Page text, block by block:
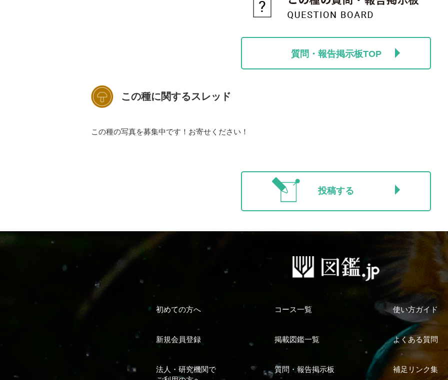
質問・報告掲示板TOP
この種に関するスレッド
この種の写真を募集中です！お寄せください！
投稿する
初めての方へ コース一覧 使い方ガイド
新規会員登録 掲載図鑑一覧 よくある質問
法人・研究機関で
質問・報告掲示板 補足リンク集